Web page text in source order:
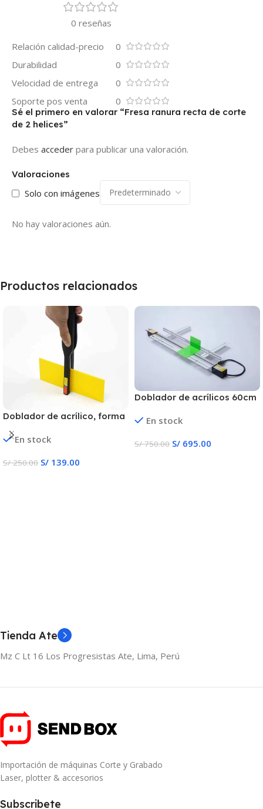
0 reseñas
Relación calidad-precio
0
Durabilidad
0
Velocidad de entrega
0
Soporte pos venta
0
Valoraciones
Solo con imágenes
No hay valoraciones aún.
Sé el primero en valorar “Fresa ranura recta de corte
de 2 helices”
Debes acceder para publicar una valoración.
Productos relacionados
Doblador de acrílico, forma
arco ángulo publicidad
luminoza 3D
En stock
S/250.00 S/ 139.00
Doblador de acrílicos 60cm
Acrílico
En stock
S/750.00 S/ 695.00
Tienda Ate
Mz C Lt 16 Los Progresistas Ate, Lima, Perú
Importación de máquinas Corte y Grabado
Laser, plotter & accesorios
Subscribete